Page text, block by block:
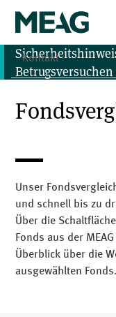
Kontakt
Wir haben Hinweise
MEAG oder ihre
geschehen. Bitte
WhatsApp-Chats
sozialen Medien
angeboten werden.
Sollten Sie Anrufe,
Unser
und schnell bis zu
Über die
Fonds aus der
Überblick über die
ausgewählten Fonds.